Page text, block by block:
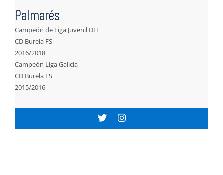
Palmarés
Campeón de Liga Juvenil DH
CD Burela FS
2016/2018
Campeón Liga Galicia
CD Burela FS
2015/2016